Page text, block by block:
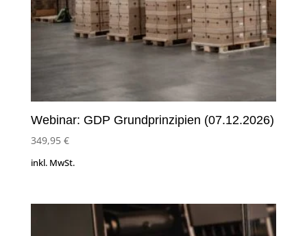
Webinar: GDP Grundprinzipien (07.12.2026)
349,95 €
inkl. MwSt.